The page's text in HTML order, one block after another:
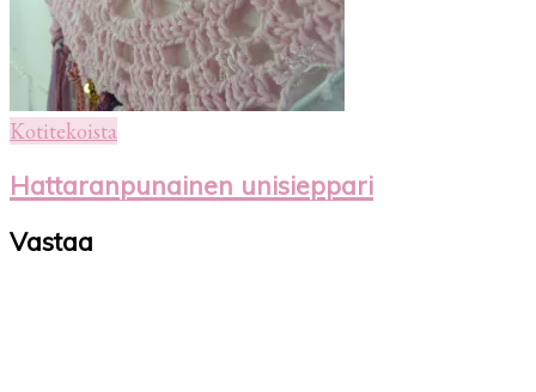
Kotitekoista
Hattaranpunainen unisieppari
Vastaa